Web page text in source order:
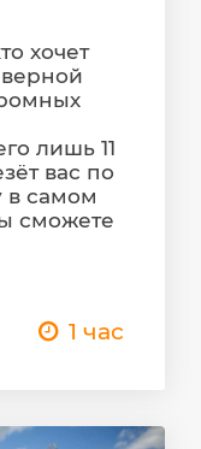
хочет
лишь 11
вас по
в самом
сможете
1 час